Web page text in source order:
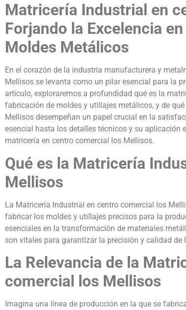
Matricería Industrial en
Forjando la Excelencia
Moldes Metálicos
En el corazón de la industria manufacturera y
Mellisos se levanta como un pilar esencial para la
artículo, exploraremos a profundidad qué es la
fabricación de moldes y utillajes metálicos, y de
Mellisos desempeñan un papel crucial en la
esencial hasta los detalles técnicos y su aplicación
matricería en centro comercial los Mellisos.
Qué es la Matricería
Mellisos
La Matricería Industrial en centro comercial los
fabricar los moldes y utillajes precisos para la
esenciales en la transformación de materiales
son vitales para garantizar la precisión y calidad de
La Relevancia de la
comercial los Mellisos
Imagina una línea de producción en la que se